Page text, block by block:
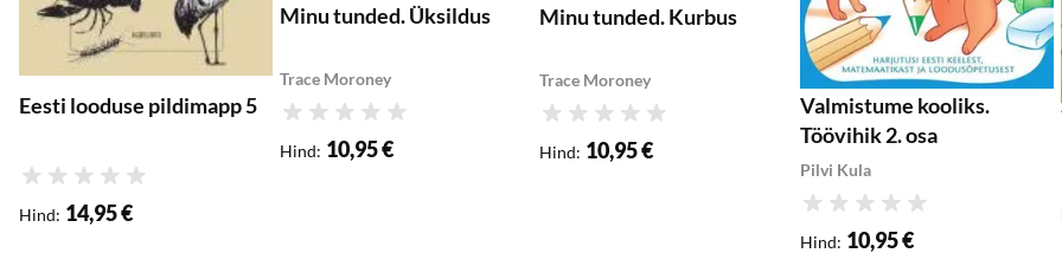
Eesti looduse pildimapp 5
Hinnang
Hind: 14,95 €
Minu tunded. Üksildus
Trace Moroney
Hinnang
Hind: 10,95 €
Minu tunded. Kurbus
Trace Moroney
Hinnang
Hind: 10,95 €
Valmistume kooliks.
Töövihik 2. osa
Pilvi Kula
Hinnang
Hind: 10,95 €